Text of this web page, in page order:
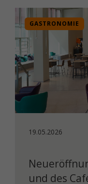
GASTRONOMIE
19.05.2026
und des